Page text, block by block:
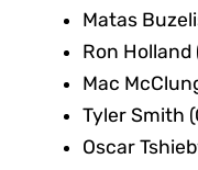
Matas
Ron Holland
Mac
Tyler Smith
Oscar